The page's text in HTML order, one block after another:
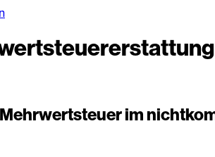
im